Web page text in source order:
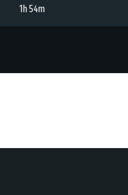
1h 54m